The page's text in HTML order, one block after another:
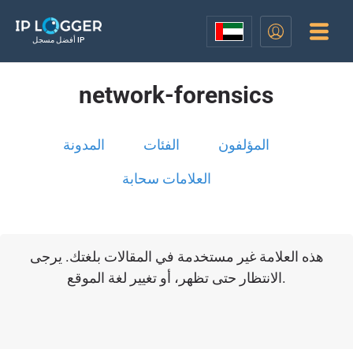
أفضل مسجل IP
network-forensics
المدونة الفئات المؤلفون
العلامات سحابة